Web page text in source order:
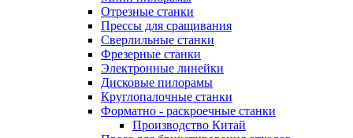
Отрезные станки
Прессы для сращивания
Сверлильные станки
Фрезерные станки
Электронные линейки
Дисковые пилорамы
Круглопалочные станки
Форматно - раскроечные станки
Производство Китай